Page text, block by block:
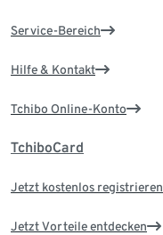
Service-Bereich
Hilfe & Kontakt
Tchibo Online-Konto
TchiboCard
Jetzt kostenlos registrieren
Jetzt Vorteile entdecken